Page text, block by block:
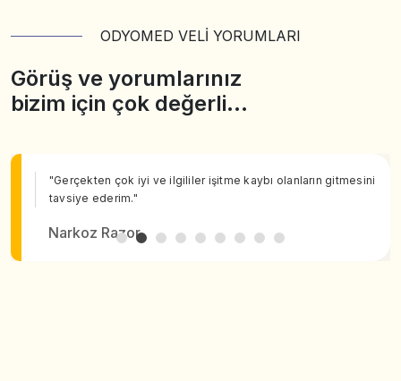
ODYOMED VELİ YORUMLARI
Görüş ve yorumlarınız
bizim için çok değerli…
"Gerçekten çok iyi ve ilgililer işitme kaybı olanların gitmesini
tavsiye ederim."
Narkoz Razor